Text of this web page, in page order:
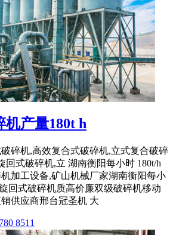
机产量180t h
碎机,高效复合式破碎机,立式复合破碎
回式破碎机,立 湖南衡阳每小时 180t/h
加工设备,矿山机械厂家湖南衡阳每小
回式破碎机质高价廉双级破碎机移动
供应商邢台冠圣机 大
8511